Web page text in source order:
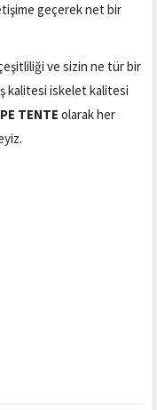
geçerek net bir
ve sizin ne tür bir
kalitesi iskelet kalitesi
TENTE olarak her